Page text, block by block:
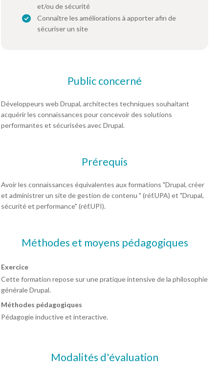
et/ou de sécurité
Connaître les améliorations à apporter afin de
sécuriser un site
Public concerné
Développeurs web Drupal, architectes techniques souhaitant
acquérir les connaissances pour concevoir des solutions
performantes et sécurisées avec Drupal.
Prérequis
Avoir les connaissances équivalentes aux formations "Drupal, créer
et administrer un site de gestion de contenu " (réf.UPA) et "Drupal,
sécurité et performance" (réf.UPI).
Méthodes et moyens pédagogiques
Exercice
Cette formation repose sur une pratique intensive de la philosophie
générale Drupal.
Méthodes pédagogiques
Pédagogie inductive et interactive.
Modalités d'évaluation